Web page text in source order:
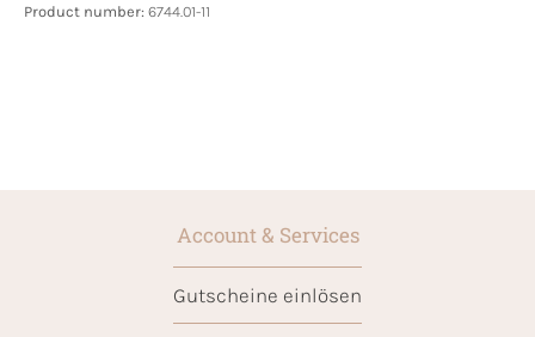
Product number: 6744.01-11
Account & Services
Gutscheine einlösen